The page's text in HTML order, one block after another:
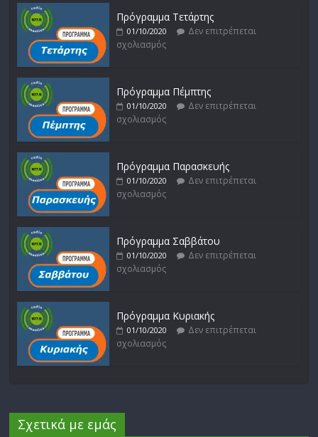
Πρόγραμμα Τετάρτης
01/10/2020
Δεν επιτρέπεται
σχολιασμός
Πρόγραμμα Πέμπτης
01/10/2020
Δεν επιτρέπεται
σχολιασμός
Πρόγραμμα Παρασκευής
01/10/2020
Δεν επιτρέπεται
σχολιασμός
Πρόγραμμα Σαββάτου
01/10/2020
Δεν επιτρέπεται
σχολιασμός
Πρόγραμμα Κυριακής
01/10/2020
Δεν επιτρέπεται
σχολιασμός
Σχετικά με εμάς